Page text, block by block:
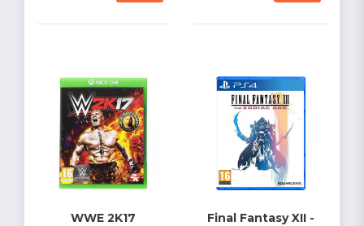
WWE 2K17
Final Fantasy XII -